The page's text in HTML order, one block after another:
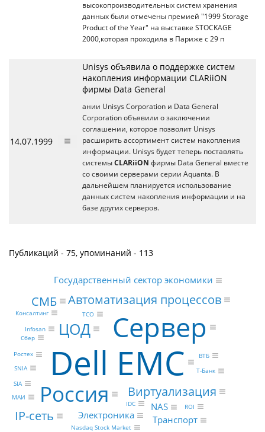
высокопроизводительных систем хранения
данных были отмечены премией "1999 Storage
Product of the Year" на выставке STOCKAGE
2000,которая проходила в Париже с 29 п
14.07.1999
Unisys объявила о поддержке систем
накопления информации CLARiiON
фирмы Data General
ании Unisys Corporation и Data General
Corporation объявили о заключении
соглашении, которое позволит Unisys
расширить ассортимент систем накопления
информации. Unisys будет теперь поставлять
системы CLARiiON фирмы Data General вместе
со своими серверами серии Aquanta. В
дальнейшем планируется использование
данных систем накопления информации и на
базе других серверов.
Публикаций - 75, упоминаний - 113
Dell EMC
Сервер
Россия
ЦОД
Виртуализация
Автоматизация процессов
СМБ
IP-сеть Электроника
NAS
Транспорт
Государственный сектор экономики
ROI
TCO
Консалтинг
Infosan
IDC
Сбер
Т-Банк
Nasdaq Stock Market
Ростех
ВТБ
SNIA
SIA
МАИ